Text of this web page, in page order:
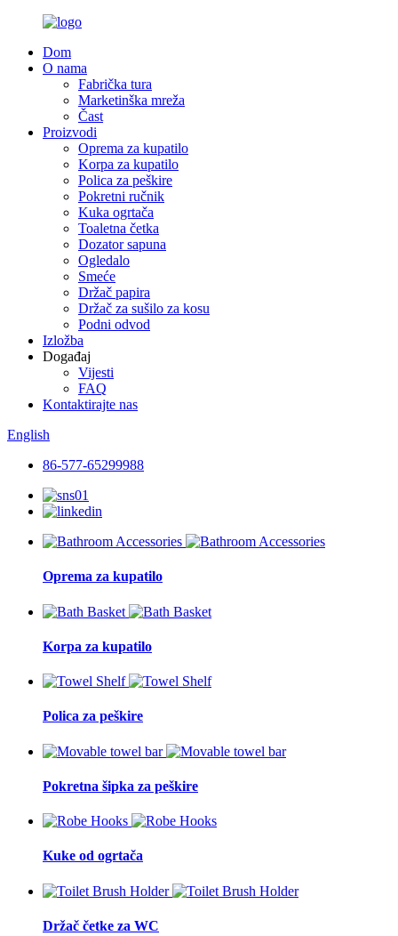
Dom
O nama
Fabrička tura
Marketinška mreža
Čast
Proizvodi
Oprema za kupatilo
Korpa za kupatilo
Polica za peškire
Pokretni ručnik
Kuka ogrtača
Toaletna četka
Dozator sapuna
Ogledalo
Smeće
Držač papira
Držač za sušilo za kosu
Podni odvod
Izložba
Događaj
Vijesti
FAQ
Kontaktirajte nas
English
86-577-65299988
Oprema za kupatilo
Korpa za kupatilo
Polica za peškire
Pokretna šipka za peškire
Kuke od ogrtača
Držač četke za WC